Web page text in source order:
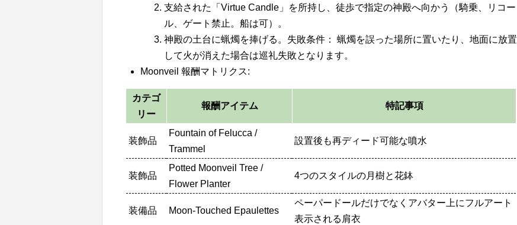
支給された「Virtue Candle」を所持し、徒歩で指定の神殿へ向かう（騎乗、リコー
ル、ゲート禁止。船は可）。
神殿の土台に蝋燭を捧げる。失敗条件： 蝋燭を誤った場所に置いたり、地面に放置
して火が消えた場合は巡礼失敗となります。
Moonveil 報酬マトリクス:
カテゴ
リー
報酬アイテム 特記事項
装飾品
Fountain of Felucca /
Trammel
設置後も再ディード可能な噴水
装飾品
Potted Moonveil Tree /
Flower Planter
4つのスタイルの月樹と花鉢
装備品 Moon-Touched Epaulettes
ペーパードールだけでなくアバター上にフルアート
表示される肩衣